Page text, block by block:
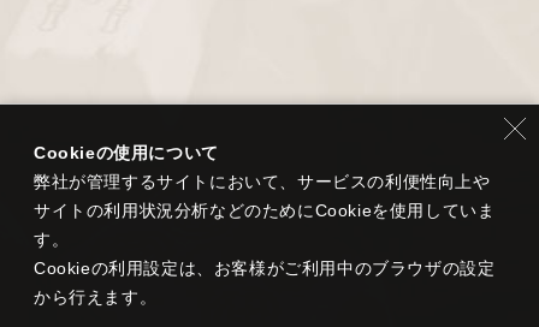
Cookieの使用について
弊社が管理するサイトにおいて、サービスの利便性向上や
サイトの利用状況分析などのためにCookieを使用していま
す。
Cookieの利用設定は、お客様がご利用中のブラウザの設定
から行えます。